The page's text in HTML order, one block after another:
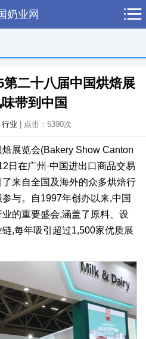
奶业网
二十八届中国烘焙展
带到中国
行业 | 点击： 5390次
展览会(Bakery Show Canton
日在广州·中国进出口商品交易
来自全国及海外的众多烘焙行
与。自1997年创办以来,中国
的重要盛会,涵盖了原料、设
,每年吸引超过1,500家优质展